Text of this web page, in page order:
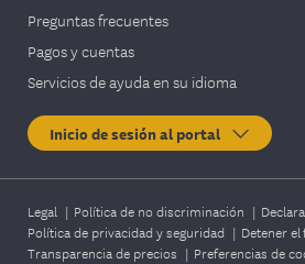
Preguntas frecuentes
Pagos y cuentas
Servicios de ayuda en su idioma
Inicio de sesión al portal
Legal | Política de no discriminación |
Política de privacidad y seguridad | Detener
Transparencia de precios | Preferencias de